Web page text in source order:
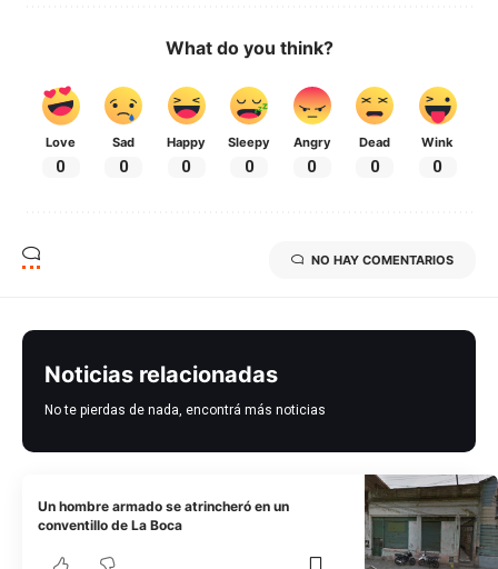
What do you think?
Love
0
Sad
0
Happy
0
Sleepy
0
Angry
0
Dead
0
Wink
0
NO HAY COMENTARIOS
Noticias relacionadas
No te pierdas de nada, encontrá más noticias
Un hombre armado se atrincheró en un
conventillo de La Boca